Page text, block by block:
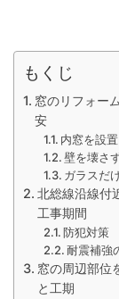
もくじ
窓のリフォー
安
内窓を設
壁を壊さ
ガラスだ
北総線沿線付
工事期間
防犯対策
耐震補強
窓の周辺部位
と工期